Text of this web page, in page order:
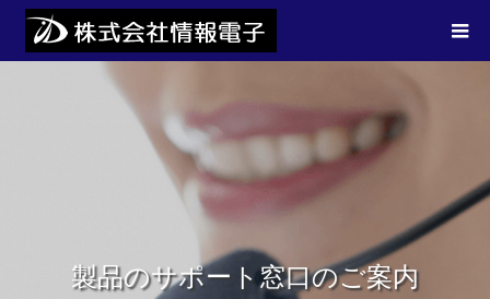
製品のサポート窓口のご案内